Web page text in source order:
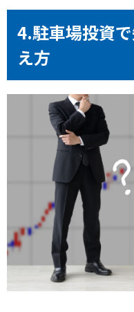
4.駐車場投資
え方